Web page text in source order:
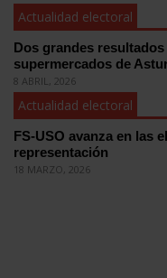
Actualidad electoral
Dos grandes
supermercados de
8 ABRIL, 2026
Actualidad electoral
FS-USO avanza en las
representación
18 MARZO, 2026